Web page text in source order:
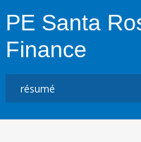
PE Santa
Finance